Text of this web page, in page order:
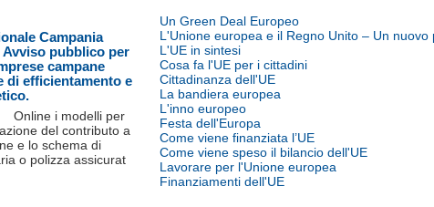
Un Green Deal Europeo
L'Unione europea e il Regno Unito – Un nuovo
L'UE in sintesi
Cosa fa l'UE per i cittadini
Cittadinanza dell'UE
La bandiera europea
L'inno europeo
Festa dell'Europa
Come viene finanziata l’UE
Come viene speso il bilancio dell'UE
Lavorare per l'Unione europea
Finanziamenti dell'UE
Campania
Avviso pubblico per
campane
di efficientamento e
Online i modelli per
del contributo a
e lo schema di
o polizza assicurat